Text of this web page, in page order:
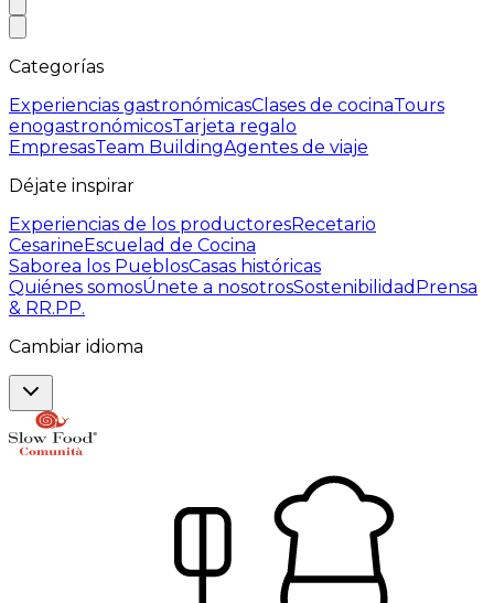
Categorías
Experiencias gastronómicasClases de cocinaTours
enogastronómicosTarjeta regalo
EmpresasTeam BuildingAgentes de viaje
Déjate inspirar
Experiencias de los productoresRecetario
CesarineEscuelad de Cocina
Saborea los PueblosCasas históricas
Quiénes somosÚnete a nosotrosSostenibilidad Prensa
& RR.PP.
Cambiar idioma